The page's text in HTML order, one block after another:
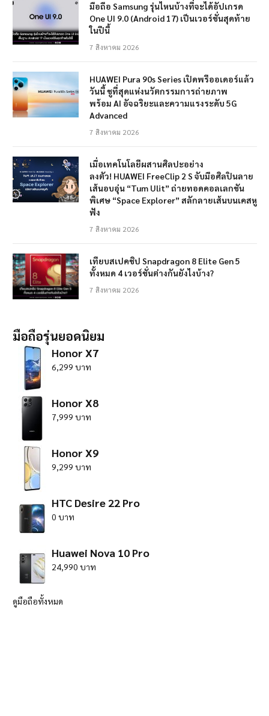
มือถือ Samsung รุ่นไหนบ้างที่จะได้อัปเกรด
One UI 9.0 (Android 17) เป็นเวอร์ชั่นสุดท้าย
ในปีนี้
7 สิงหาคม 2026
HUAWEI Pura 90s Series เปิดพรีออเดอร์แล้ว
วันนี้ ชูที่สุดแห่งนวัตกรรมการถ่ายภาพ
พร้อม AI อัจฉริยะและความแรงระดับ 5G
Advanced
7 สิงหาคม 2026
เมื่อเทคโนโลยีผสานศิลปะอย่าง
ลงตัว! HUAWEI FreeClip 2 S จับมือศิลปินลาย
เส้นอบอุ่น “Tum Ulit” ถ่ายทอดคอลเลกชัน
พิเศษ “Space Explorer” สลักลายเส้นบนเคสหู
ฟัง
7 สิงหาคม 2026
เทียบสเปคชิป Snapdragon 8 Elite Gen 5
ทั้งหมด 4 เวอร์ชั่นต่างกันยังไงบ้าง?
7 สิงหาคม 2026
มือถือรุ่นยอดนิยม
Honor X7
6,299 บาท
Honor X8
7,999 บาท
Honor X9
9,299 บาท
HTC Desire 22 Pro
0 บาท
Huawei Nova 10 Pro
24,990 บาท
ดูมือถือทั้งหมด